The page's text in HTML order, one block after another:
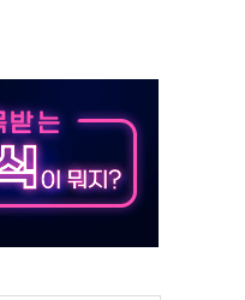
각
조치"